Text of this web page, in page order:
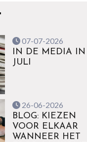
07-07-2026
IN DE MEDIA IN
JULI
26-06-2026
BLOG: KIEZEN
VOOR ELKAAR
WANNEER HET